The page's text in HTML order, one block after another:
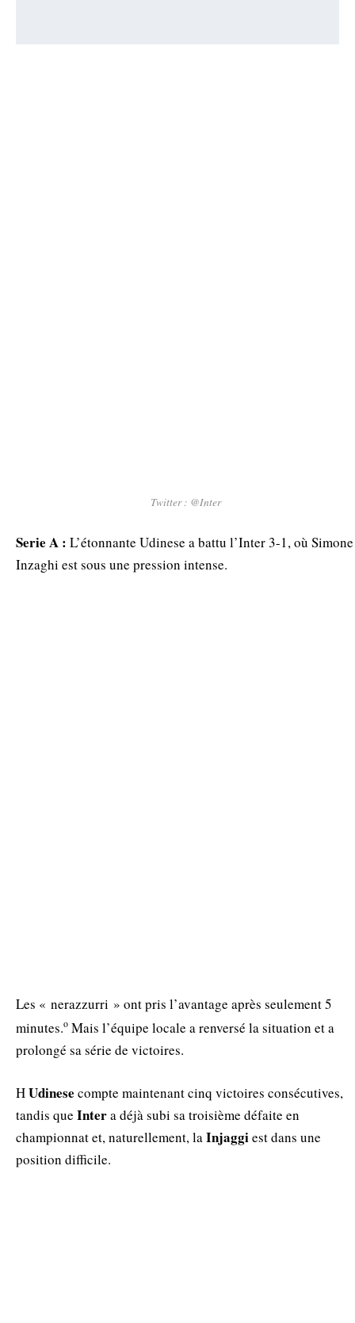
Twitter : @Inter
Serie A : L’étonnante Udinese a battu l’Inter 3-1, où Simone
Inzaghi est sous une pression intense.
Les « nerazzurri » ont pris l’avantage après seulement 5
minutes.ο Mais l’équipe locale a renversé la situation et a
prolongé sa série de victoires.
ΗUdinese compte maintenant cinq victoires consécutives,
tandis que Intera déjà subi sa troisième défaite en
championnat et, naturellement, laInjaggiest dans une
position difficile.